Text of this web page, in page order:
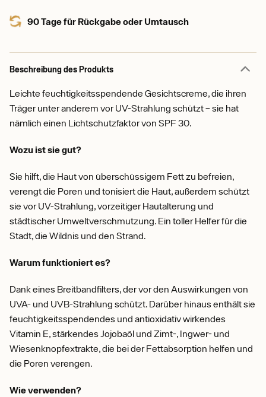
90 Tage für Rückgabe oder Umtausch
Beschreibung des Produkts
Leichte feuchtigkeitsspendende Gesichtscreme, die ihren
Träger unter anderem vor UV-Strahlung schützt – sie hat
nämlich einen Lichtschutzfaktor von SPF 30.
Wozu ist sie gut?
Sie hilft, die Haut von überschüssigem Fett zu befreien,
verengt die Poren und tonisiert die Haut, außerdem schützt
sie vor UV-Strahlung, vorzeitiger Hautalterung und
städtischer Umweltverschmutzung. Ein toller Helfer für die
Stadt, die Wildnis und den Strand.
Warum funktioniert es?
Dank eines Breitbandfilters, der vor den Auswirkungen von
UVA- und UVB-Strahlung schützt. Darüber hinaus enthält sie
feuchtigkeitsspendendes und antioxidativ wirkendes
Vitamin E, stärkendes Jojobaöl und Zimt-, Ingwer- und
Wiesenknopfextrakte, die bei der Fettabsorption helfen und
die Poren verengen.
Wie verwenden?